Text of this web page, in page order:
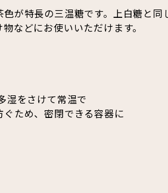
が特長の三温糖です。上白糖と同
などにお使いいただけます。
湿をさけて常温で
ため、密閉できる容器に